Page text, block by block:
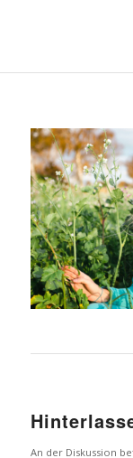
An der Diskussion